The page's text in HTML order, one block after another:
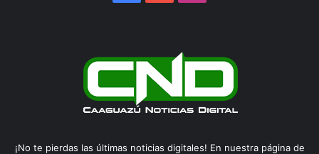
¡No te pierdas las últimas noticias digitales! En nuestra página de